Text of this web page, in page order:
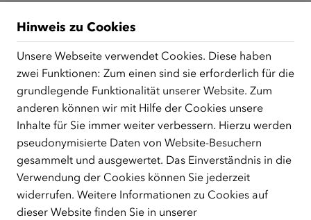
Zurück zur Übersicht
ÜBER UNS
Der Österreichische Integrationsfonds (ÖIF) ist ein Fonds der
Republik Österreich, der Flüchtlinge, subsidiär
Schutzberechtigte, Vertriebene sowie Zuwander/innen als
zentrale Anlaufstelle bei der Integration in Österreich
unterstützt.
mehr
FacebookYouTubeInstagramLinkedIn
Hinweis zu Cookies
Unsere Webseite verwendet Cookies. Diese haben
zwei Funktionen: Zum einen sind sie erforderlich für die
grundlegende Funktionalität unserer Website. Zum
anderen können wir mit Hilfe der Cookies unsere
Inhalte für Sie immer weiter verbessern. Hierzu werden
pseudonymisierte Daten von Website-Besuchern
gesammelt und ausgewertet. Das Einverständnis in die
Verwendung der Cookies können Sie jederzeit
widerrufen. Weitere Informationen zu Cookies auf
dieser Website finden Sie in unserer